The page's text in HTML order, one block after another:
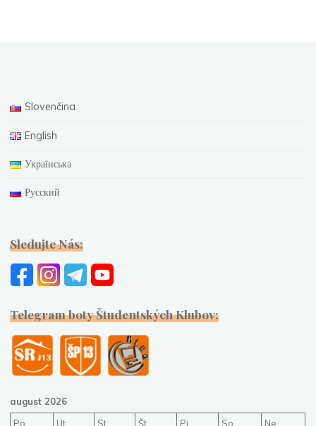
Slovenčina
English
Українська
Русский
Sledujte Nás:
Telegram boty Študentských Klubov:
august 2026
Po
Ut St Št Pi So
Ne